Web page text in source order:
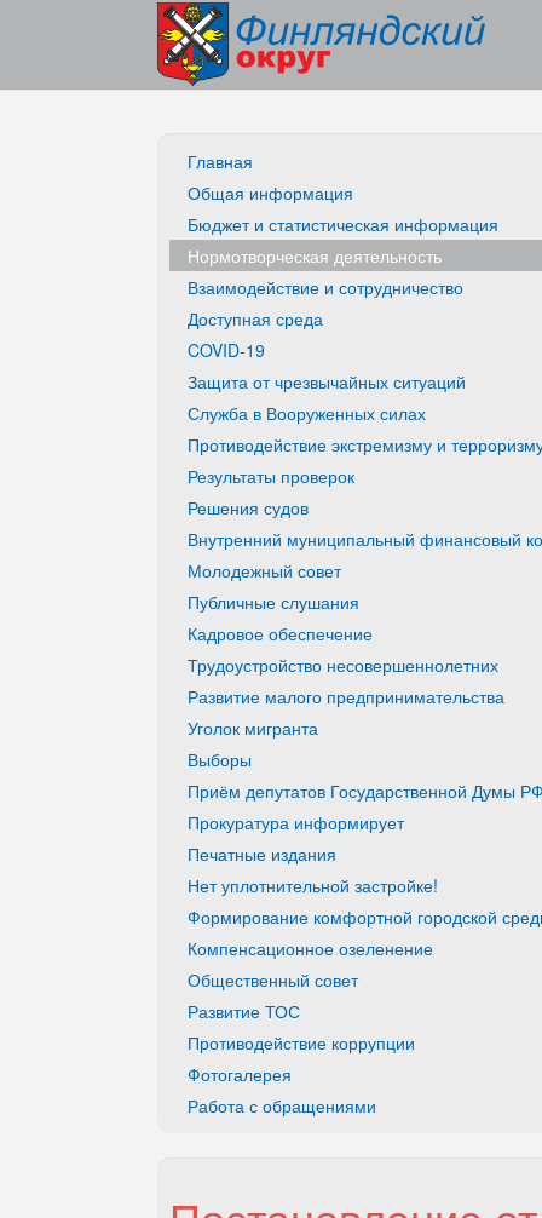
Главная
Общая информация
Бюджет и статистическая информация
Нормотворческая деятельность
Взаимодействие и сотрудничество
Доступная среда
COVID-19
Защита от чрезвычайных ситуаций
Служба в Вооруженных силах
Противодействие экстремизму и
Результаты проверок
Решения судов
Внутренний муниципальный финансовый
Молодежный совет
Публичные слушания
Кадровое обеспечение
Трудоустройство несовершеннолетних
Развитие малого предпринимательства
Уголок мигранта
Выборы
Приём депутатов Государственной Думы
Прокуратура информирует
Печатные издания
Нет уплотнительной застройке!
Формирование комфортной городской
Компенсационное озеленение
Общественный совет
Развитие ТОС
Противодействие коррупции
Фотогалерея
Работа с обращениями